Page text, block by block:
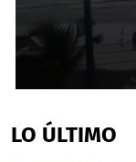
of
38
LO ÚLTIMO